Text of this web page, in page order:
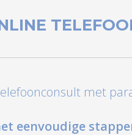
met
eenvoudige